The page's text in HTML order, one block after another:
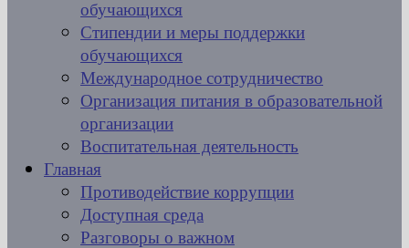
обучающихся
Стипендии и меры поддержки
обучающихся
Международное сотрудничество
Организация питания в образовательной
организации
Воспитательная деятельность
Главная
Противодействие коррупции
Доступная среда
Разговоры о важном